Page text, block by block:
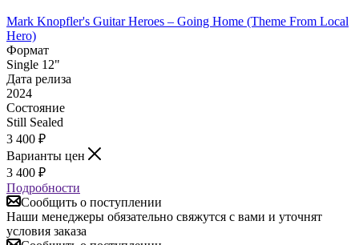
Mark Knopfler's Guitar Heroes – Going Home (Theme From Local
Hero)
Формат
Single 12"
Дата релиза
2024
Состояние
Still Sealed
3 400 ₽
Варианты цен
3 400 ₽
Подробности
Сообщить о поступлении
Наши менеджеры обязательно свяжутся с вами и уточнят
условия заказа